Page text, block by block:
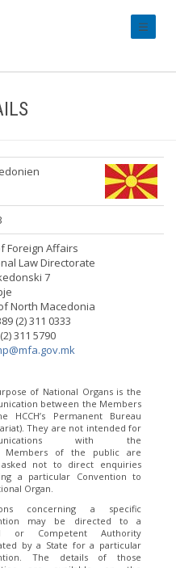
Foreign Affairs
Law Directorate
7
North Macedonia
(2) 311 0333
311 5790
of National Organs is the
between the Members
HCCH’s Permanent Bureau
They are not intended for
with the
Members of the public are
not to direct enquiries
a particular Convention to
Organ.
concerning a specific
may be directed to a
or Competent Authority
by a State for a particular
The details of those